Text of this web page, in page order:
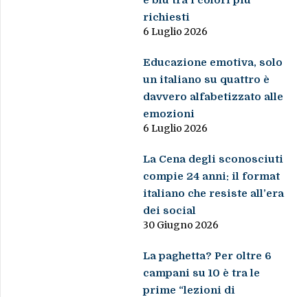
richiesti
6 Luglio 2026
Educazione emotiva, solo
un italiano su quattro è
davvero alfabetizzato alle
emozioni
6 Luglio 2026
La Cena degli sconosciuti
compie 24 anni: il format
italiano che resiste all’era
dei social
30 Giugno 2026
La paghetta? Per oltre 6
campani su 10 è tra le
prime “lezioni di